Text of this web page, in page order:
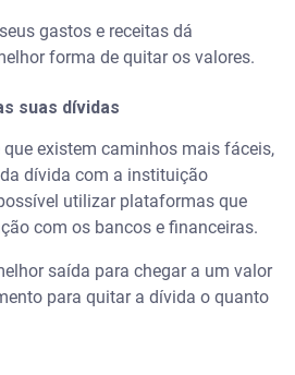
gastos e receitas dá
forma de quitar os valores.
suas dívidas
existem caminhos mais fáceis,
dívida com a instituição
utilizar plataformas que
com os bancos e financeiras.
saída para chegar a um valor
para quitar a dívida o quanto